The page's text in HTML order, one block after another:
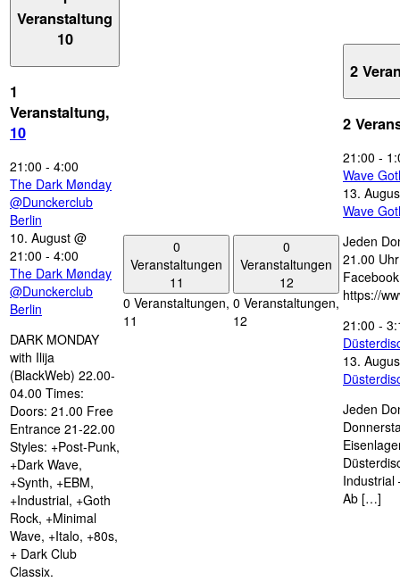
Veranstaltung
10
1
Veranstaltung,
10
21:00 - 4:00
The Dark Mønday
@Dunckerclub
Berlin
10. August @
21:00 - 4:00
The Dark Mønday
@Dunckerclub
Berlin
DARK MONDAY
with Ilija
(BlackWeb) 22.00-
04.00 Times:
Doors: 21.00 Free
Entrance 21-22.00
Styles: +Post-Punk,
+Dark Wave,
+Synth, +EBM,
+Industrial, +Goth
Rock, +Minimal
Wave, +Italo, +80s,
+ Dark Club
Classix.
0
Veranstaltungen
11
0 Veranstaltungen,
11
0
Veranstaltungen
12
0 Veranstaltungen,
12
2
2
21:00 -
Wave
13.
Wave
Jeden
21.00
https://
21:00 -
13.
Jeden
Industrial
Ab […]